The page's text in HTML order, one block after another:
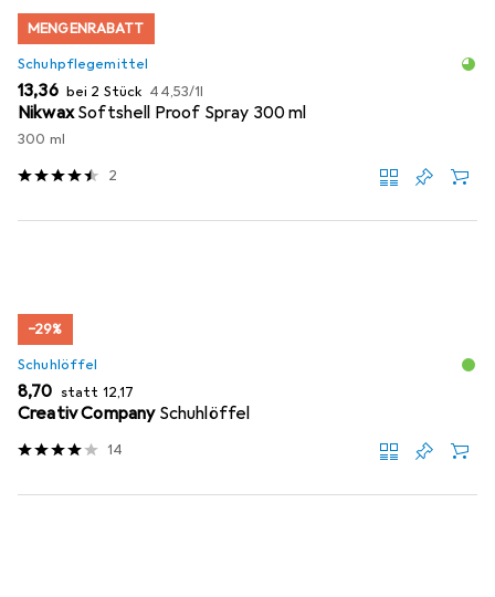
MENGENRABATT
Schuhpflegemittel
EUR
13,36 bei 2 Stück EUR
44,53/1l
Nikwax Softshell Proof Spray 300 ml
300 ml
2
−29%
Schuhlöffel
EUR
8,70 statt EUR
12,17
Creativ Company Schuhlöffel
14